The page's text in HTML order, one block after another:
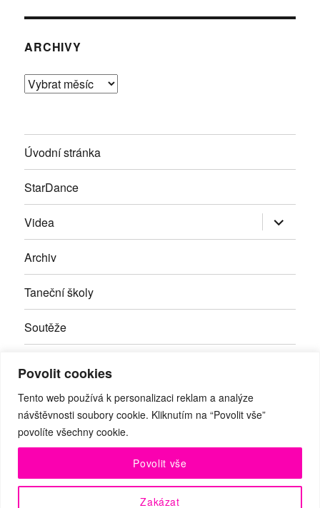
Povolit cookies
Tento web používá k personalizaci reklam a analýze
návštěvnosti soubory cookie. Kliknutím na “Povolit vše”
povolíte všechny cookie.
Zakázat
Povolit vše
ARCHIVY
Archivy
Úvodní stránka
StarDance
Videa Zobrazit
položky
Archiv
Taneční školy
Soutěže
Kontakty
Facebook
RSS Youtube
© Taneční magazín, z.s. | Branická 69/66, Braník, 147 00 Praha